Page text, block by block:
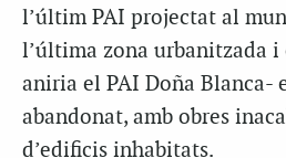
l’últim PAI projectat al
l’última zona urbanitzada i
aniria el PAI Doña Blanca-
abandonat, amb obres
d’edificis inhabitats.